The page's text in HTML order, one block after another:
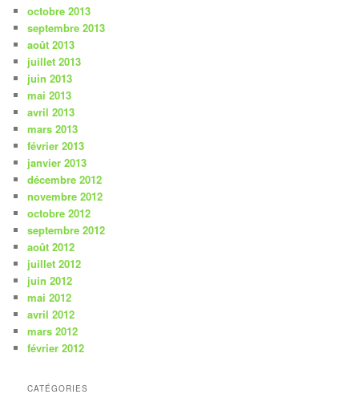
octobre 2013
septembre 2013
août 2013
juillet 2013
juin 2013
mai 2013
avril 2013
mars 2013
février 2013
janvier 2013
décembre 2012
novembre 2012
octobre 2012
septembre 2012
août 2012
juillet 2012
juin 2012
mai 2012
avril 2012
mars 2012
février 2012
CATÉGORIES